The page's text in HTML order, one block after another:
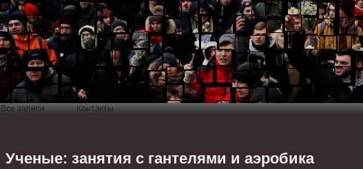
Все записи Контакты
Ученые: занятия с гантелями и аэробика